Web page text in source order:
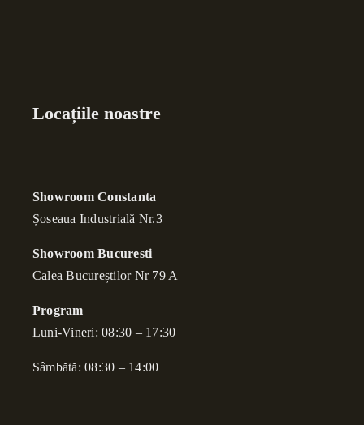
Locațiile noastre
Showroom Constanta
Șoseaua Industrială Nr.3
Showroom Bucuresti
Calea Bucureștilor Nr 79 A
Program
Luni-Vineri: 08:30 – 17:30
Sâmbătă: 08:30 – 14:00